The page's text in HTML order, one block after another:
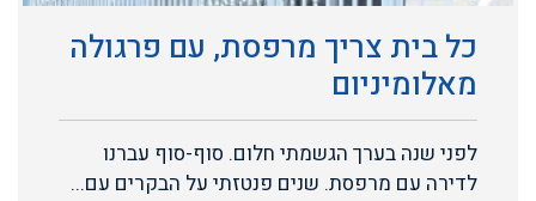
כל בית צריך מרפסת, עם פרגולה
מאלומיניום
לפני שנה בערך הגשמתי חלום. סוף-סוף עברנו
לדירה עם מרפסת. שנים פנטזתי על הבקרים עם...